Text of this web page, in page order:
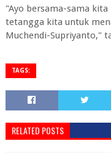
"Ayo bersama-sama
tetangga kita untuk
Muchendi-Supriyanto,"
TAGS:
RELATED POSTS